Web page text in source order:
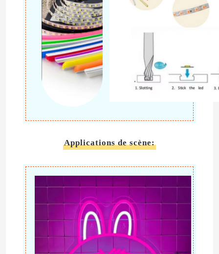
A propos de nous
Visite d'usine
Contrôle de la qualité
Contact
Demande de soumission
Lumière de bande au néon de LED
lumière de bande flexible au néon
Applications de scène: